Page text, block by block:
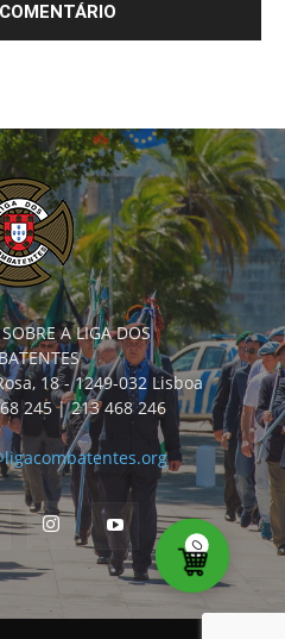
A LIGA DOS
18 - 1249-032 Lisboa
245 | 213 468 246
0